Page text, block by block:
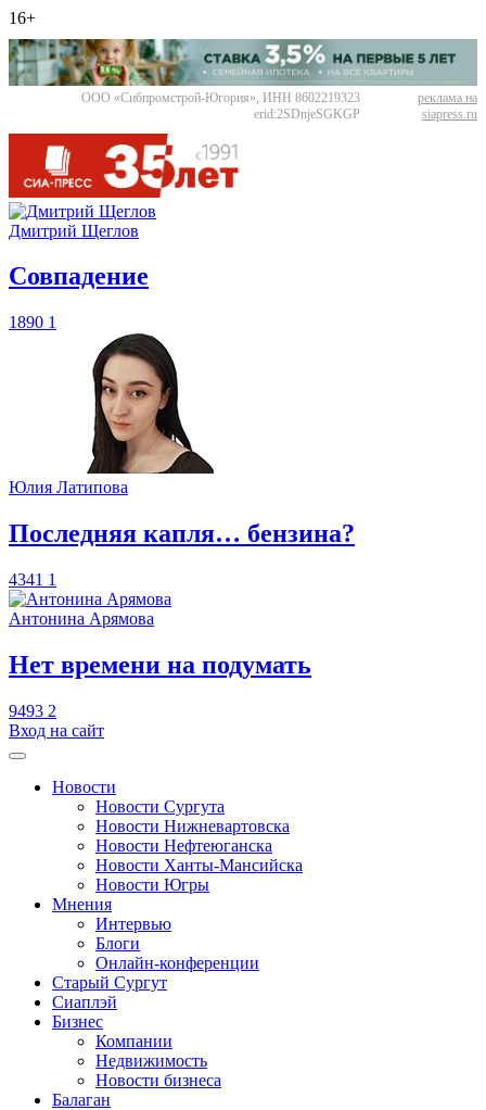
16+
ООО «Сибпромстрой-Югория», ИНН 8602219323
erid:2SDnjeSGKGP
реклама на
siapress.ru
Дмитрий Щеглов
​Совпадение
1890 1
Юлия Латипова
​Последняя капля… бензина?
4341 1
Антонина Арямова
​Нет времени на подумать
9493 2
Вход на сайт
Новости
Новости Сургута
Новости Нижневартовска
Новости Нефтеюганска
Новости Ханты-Мансийска
Новости Югры
Мнения
Интервью
Блоги
Онлайн-конференции
Старый Сургут
Сиаплэй
Бизнес
Компании
Недвижимость
Новости бизнеса
Балаган